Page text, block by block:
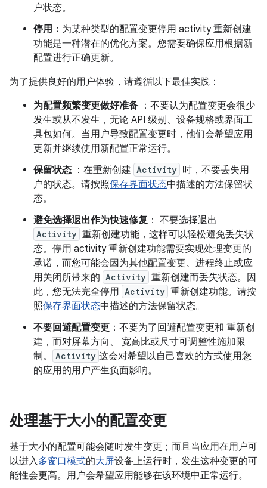
户状态。
停用： 为某种类型的配置变更停用 activity 重新创建
功能是一种潜在的优化方案。您需要确保应用根据新
配置进行正确更新。
为了提供良好的用户体验，请遵循以下最佳实践：
为配置频繁变更做好准备 ：不要认为配置变更会很少
发生或从不发生，无论 API 级别、设备规格或界面工
具包如何。当用户导致配置变更时，他们会希望应用
更新并继续使用新配置正常运行。
保留状态 ：在重新创建 Activity 时，不要丢失用
户的状态。请按照保存界面状态中描述的方法保留状
态。
避免选择退出作为快速修复 ： 不要选择退出
Activity 重新创建功能，这样可以轻松避免丢失状
态。停用 activity 重新创建功能需要实现处理变更的
承诺，而您可能会因为其他配置变更、进程终止或应
用关闭所带来的 Activity 重新创建而丢失状态。因
此，您无法完全停用 Activity 重新创建功能。请按
照保存界面状态中描述的方法保留状态。
不要回避配置变更 ：不要为了回避配置变更和 重新创
建，而对屏幕方向、 宽高比或尺寸可调整性施加限
制。
Activity 这会对希望以自己喜欢的方式使用您
的应用的用户产生负面影响。
处理基于大小的配置变更
基于大小的配置可能会随时发生变更；而且当应用在用户可
以进入多窗口模式的大屏设备上运行时，发生这种变更的可
能性会更高。用户会希望应用能够在该环境中正常运行。